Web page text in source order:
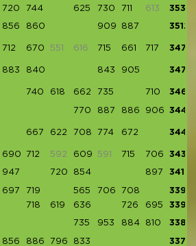
720 744 625 730 711 613 3530
856 860 909 887 3512
712 670 551 616 715 661 717 3475
883 840 843 905 3471
740 618 662 735 710 3465
770 887 886 906 3449
667 622 708 774 672 3443
690 712 592 609 591 715 706 3432
947 720 854 897 3418
697 719 565 706 708
3395
718 619 636 726 695 3394
735 953 884 810 3382
856 886 796 833
3371